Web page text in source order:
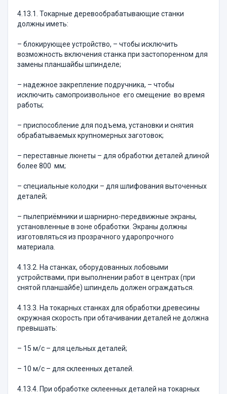
4.13.1. Токарные деревообрабатывающие станки
должны иметь:
– блокирующее устройство, – чтобы исключить
возможность включения станка при застопоренном для
замены планшайбы шпинделе;
– надежное закрепление подручника, – чтобы
исключить самопроизвольное его смещение во время
работы;
– приспособление для подъема, установки и снятия
обрабатываемых крупномерных заготовок;
– переставные люнеты – для обработки деталей длиной
более 800 мм;
– специальные колодки – для шлифования выточенных
деталей;
– пылеприёмники и шарнирно-передвижные экраны,
установленные в зоне обработки. Экраны должны
изготовляться из прозрачного ударопрочного
материала.
4.13.2. На станках, оборудованных лобовыми
устройствами, при выполнении работ в центрах (при
снятой планшайбе) шпиндель должен ограждаться.
4.13.3. На токарных станках для обработки древесины
окружная скорость при обтачивании деталей не должна
превышать:
– 15 м/с – для цельных деталей;
– 10 м/с – для склеенных деталей.
4.13.4. При обработке склеенных деталей на токарных